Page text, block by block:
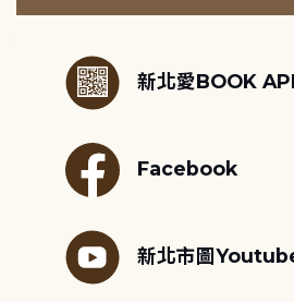
新北愛BOOK
Facebook
新北市圖